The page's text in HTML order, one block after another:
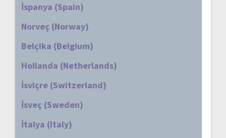
İspanya (Spain)
Norveç (Norway)
Belçika (Belgium)
Hollanda (Netherlands)
İsviçre (Switzerland)
İsveç (Sweden)
İtalya (Italy)